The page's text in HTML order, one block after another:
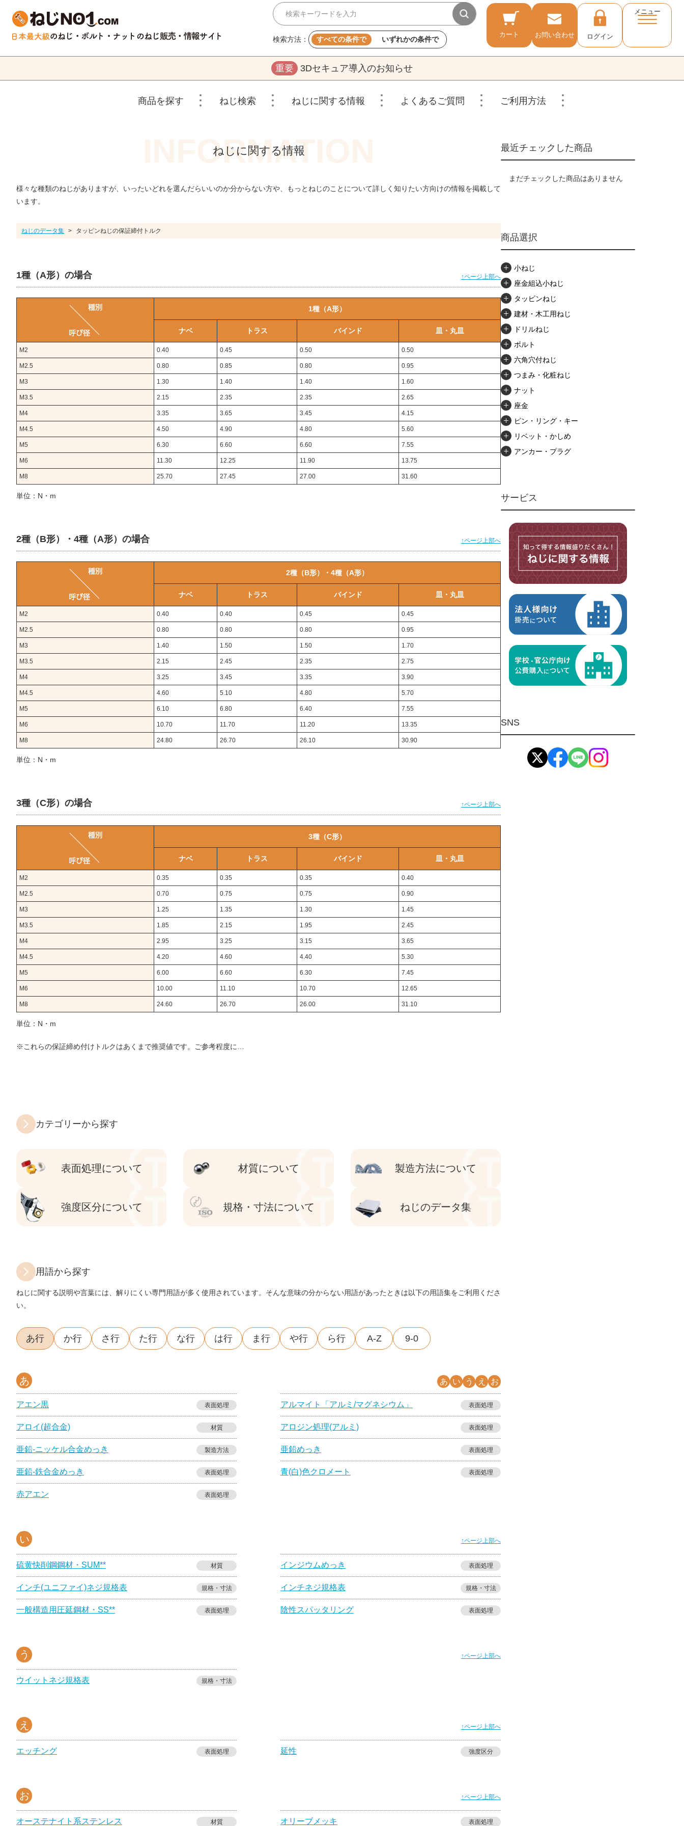
検索方法： すべての条件で いずれかの条件で
カート お問い合わせ ログイン
メニュー
重要 3Dセキュア導入のお知らせ
商品を探す ねじ検索 ねじに関する情報 よくあるご質問 ご利用方法
ねじに関する情報
様々な種類のねじがありますが、いったいどれを選んだらいいのか分からない方や、もっとねじのことについて詳しく知りたい方向けの情報を掲載して
います。
ねじのデータ集 > タッピンねじの保証締付トルク
1種（A形）の場合 ↑ページ上部へ
1種（A形）
ナベ トラス バインド 皿・丸皿
M2 0.40 0.45 0.50 0.50
M2.5 0.80 0.85 0.80 0.95
M3 1.30 1.40 1.40 1.60
M3.5 2.15 2.35 2.35 2.65
M4 3.35 3.65 3.45 4.15
M4.5 4.50 4.90 4.80 5.60
M5 6.30 6.60 6.60 7.55
M6 11.30 12.25 11.90 13.75
M8 25.70 27.45 27.00 31.60
単位：N・m
2種（B形）・4種（A形）の場合 ↑ページ上部へ
2種（B形）・4種（A形）
ナベ トラス バインド 皿・丸皿
M2 0.40 0.40 0.45 0.45
M2.5 0.80 0.80 0.80 0.95
M3 1.40 1.50 1.50 1.70
M3.5 2.15 2.45 2.35 2.75
M4 3.25 3.45 3.35 3.90
M4.5 4.60 5.10 4.80 5.70
M5 6.10 6.80 6.40 7.55
M6 10.70 11.70 11.20 13.35
M8 24.80 26.70 26.10 30.90
単位：N・m
3種（C形）の場合 ↑ページ上部へ
3種（C形）
ナベ トラス バインド 皿・丸皿
M2 0.35 0.35 0.35 0.40
M2.5 0.70 0.75 0.75 0.90
M3 1.25 1.35 1.30 1.45
M3.5 1.85 2.15 1.95 2.45
M4 2.95 3.25 3.15 3.65
M4.5 4.20 4.60 4.40 5.30
M5 6.00 6.60 6.30 7.45
M6 10.00 11.10 10.70 12.65
M8 24.60 26.70 26.00 31.10
単位：N・m
※これらの保証締め付けトルクはあくまで推奨値です。ご参考程度に…
カテゴリーから探す
表面処理について 材質について 製造方法について
強度区分について 規格・寸法について ねじのデータ集
用語から探す
ねじに関する説明や言葉には、解りにくい専門用語が多く使用されています。そんな意味の分からない用語があったときは以下の用語集をご利用くださ
い。
あ行 か行 さ行 た行 な行 は行 ま行 や行 ら行 A-Z 9-0
あ あ い う え お
アエン黒 表面処理 アルマイト「アルミ/マグネシウム」 表面処理
アロイ(超合金) 材質 アロジン処理(アルミ) 表面処理
亜鉛-ニッケル合金めっき 製造方法 亜鉛めっき 表面処理
亜鉛-鉄合金めっき 表面処理 青(白)色クロメート 表面処理
赤アエン 表面処理
い ↑ページ上部へ
硫黄快削鋼鋼材・SUM** 材質 インジウムめっき 表面処理
インチ(ユニファイ)ネジ規格表 規格・寸法 インチネジ規格表 規格・寸法
一般構造用圧延鋼材・SS** 表面処理 陰性スパッタリング 表面処理
う ↑ページ上部へ
ウイットネジ規格表 規格・寸法
え ↑ページ上部へ
エッチング 表面処理 延性 強度区分
お ↑ページ上部へ
オーステナイト系ステンレス 材質 オリーブメッキ 表面処理
最近チェックした商品
まだチェックした商品はありません
商品選択
小ねじ
座金組込小ねじ
タッピンねじ
建材・木工用ねじ
ドリルねじ
ボルト
六角穴付ねじ
つまみ・化粧ねじ
ナット
座金
ピン・リング・キー
リベット・かしめ
アンカー・プラグ
マイクロねじ
台形ねじ
その他ねじ
便利品
金具・金物
切削工具
研削研磨品
作業用品
ケミカル製品
環境安全用品
工業資材(栃木屋)
サービス
SNS